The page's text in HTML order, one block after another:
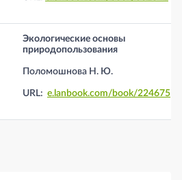
Экологические основы
природопользования
Поломошнова Н. Ю.
URL: e.lanbook.com/book/224675